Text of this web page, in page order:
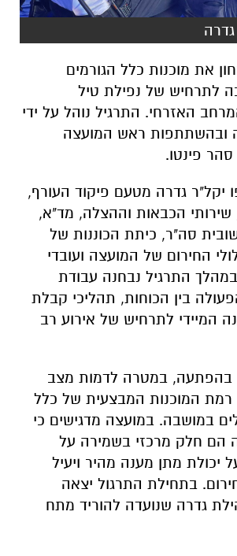
את מוכנות כלל הגורמים
לתרחיש של נפילת טיל
האזרחי. התרגיל נוהל על ידי
ובהשתתפות ראש המועצה
פינטו.
יקל"ר גדרה מטעם פיקוד העורף,
הכבאות וההצלה, מד"א,
סה"ר, כיתת הכוננות של
החירום של המועצה ועובדי
התרגיל נבחנה עבודת
בין הכוחות, תהליכי קבלת
המיידי לתרחיש של אירוע רב
בהפתעה, במטרה לדמות מצב
רמת המוכנות המבצעית של כלל
במושבה. במועצה מדגישים כי
הם חלק מרכזי בשמירה על
יכולת מתן מענה מהיר ויעיל
בתחילת התרגול יצאה
גדרה שנועדה להוריד מתח